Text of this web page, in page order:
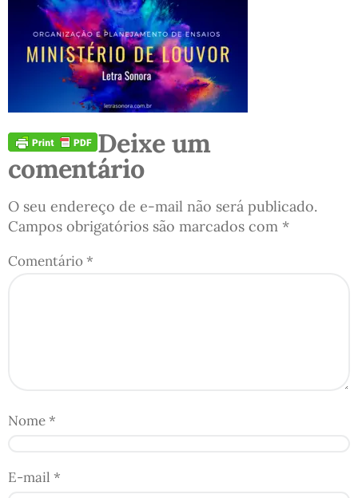
Deixe um
comentário
O seu endereço de e-mail não será publicado.
Campos obrigatórios são marcados com *
Comentário*
Nome*
E-mail *